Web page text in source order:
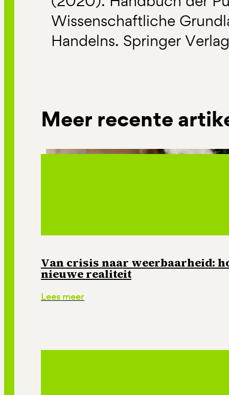
Wissenschaftliche
Handelns. Springer
Meer recente
Van crisis naar weerbaarheid:
nieuwe realiteit
Lees meer